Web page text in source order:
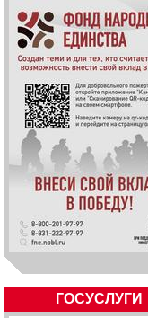
ГОСУСЛУГИ